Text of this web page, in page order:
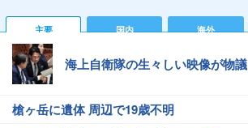
主要 国内 海外
海上自衛隊の生々しい映像が物議
槍ヶ岳に遺体 周辺で19歳不明